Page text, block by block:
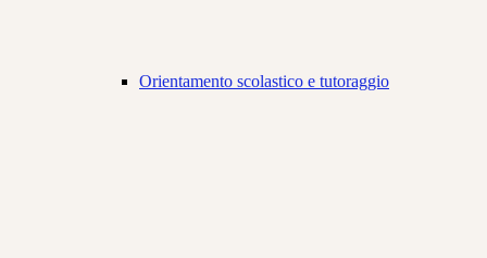
Orientamento scolastico e tutoraggio